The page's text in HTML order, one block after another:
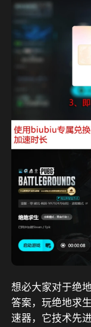
想必大家对于绝
答案，玩绝地求
速器，它技术先